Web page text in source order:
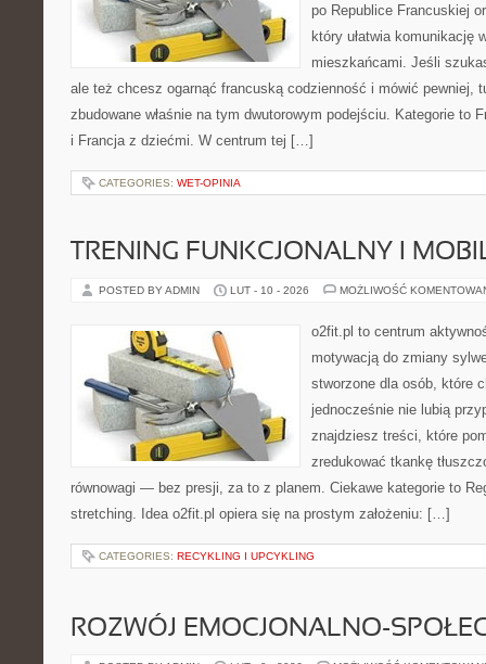
po Republice Francuskiej
który ułatwia komunikację
mieszkańcami. Jeśli
ale też chcesz ogarnąć francuską codzienność i mówić pewniej,
zbudowane właśnie na tym dwutorowym podejściu. Kategorie to
i Francja z dziećmi. W centrum tej […]
CATEGORIES: WET-OPINIA
TRENING FUNKCJONALNY I
POSTED BY ADMIN LUT - 10 - 2026 MOŻLIWOŚĆ
o2fit.pl to centrum
motywacją do zmiany
stworzone dla osób, które
jednocześnie nie lubią
znajdziesz treści, które
zredukować tkankę
równowagi — bez presji, za to z planem. Ciekawe kategorie to
stretching. Idea o2fit.pl opiera się na prostym założeniu: […]
CATEGORIES: RECYKLING I UPCYKLING
ROZWÓJ EMOCJONALNO-